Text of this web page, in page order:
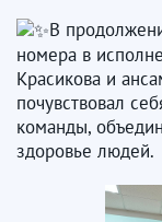
В
номера в
Красикова и
почувствовал
команды,
здоровье людей.